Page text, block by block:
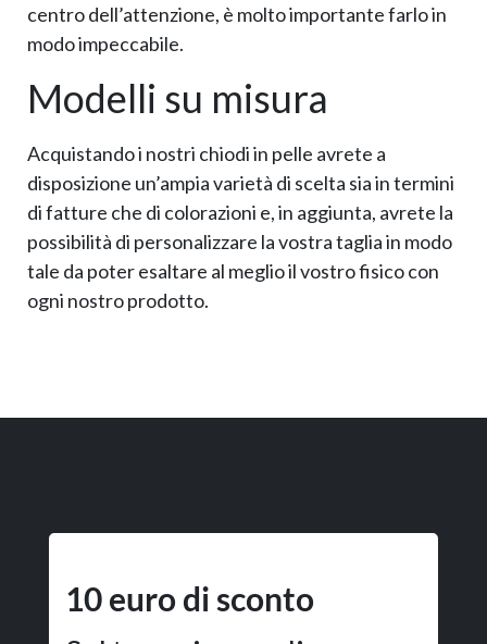
centro dell’attenzione, è molto importante farlo in
modo impeccabile.
Modelli su misura
Acquistando i nostri chiodi in pelle avrete a
disposizione un’ampia varietà di scelta sia in termini
di fatture che di colorazioni e, in aggiunta, avrete la
possibilità di personalizzare la vostra taglia in modo
tale da poter esaltare al meglio il vostro fisico con
ogni nostro prodotto.
10 euro di sconto